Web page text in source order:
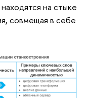
на стыке
совмещая в себе